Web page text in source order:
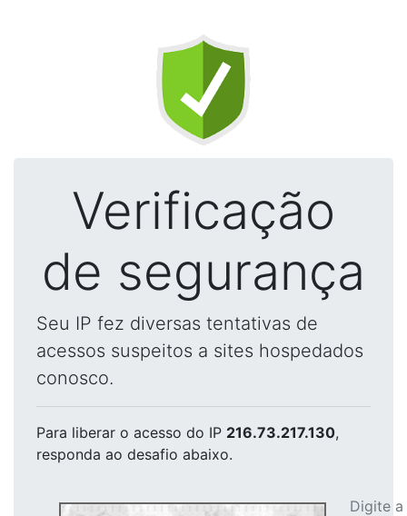
Verificação
de segurança
Seu IP fez diversas tentativas de
acessos suspeitos a sites hospedados
conosco.
Para liberar o acesso do IP 216.73.217.130,
responda ao desafio abaixo.
Digite